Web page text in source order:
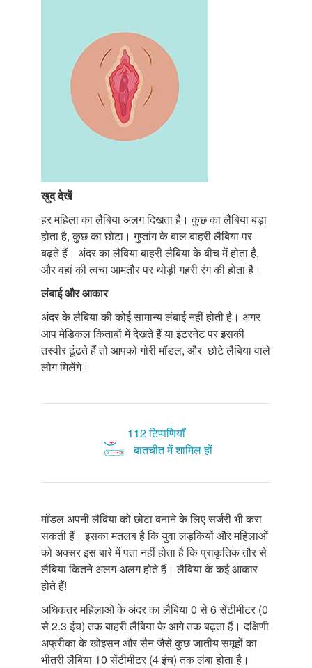
ख़ुददेखें
हर महिला का लैबिया अलग दिखता है। कुछ का लैबिया बड़ा
होता है, कुछ का छोटा। गुप्तांग के बाल बाहरी लैबिया पर
बढ़ते हैं। अंदर का लैबिया बाहरी लैबिया के बीच में होता है,
और वहां की त्वचा आमतौर पर थोड़ी गहरी रंग की होता है।
लंबाईऔरआकार
अंदर के लैबिया की कोई सामान्य लंबाई नहीं होती है। अगर
आप मेडिकल किताबों में देखते हैं या इंटरनेट पर इसकी
तस्वीर ढूंढते हैं तो आपको गोरी मॉडल, और छोटे लैबिया वाले
लोग मिलेंगे।
112 टिप्पणियाँ
बातचीत में शामिल हों
मॉडल अपनी लैबिया को छोटा बनाने के लिए सर्जरी भी करा
सकती हैं। इसका मतलब है कि युवा लड़कियों और महिलाओं
को अक्सर इस बारे में पता नहीं होता है कि प्राकृतिक तौर से
लैबिया कितने अलग-अलग होते हैं। लैबिया के कई आकार
होते हैं!
अधिकतर महिलाओं के अंदर का लैबिया 0 से 6 सेंटीमीटर (0
से 2.3 इंच) तक बाहरी लैबिया के आगे तक बढ़ता हैं। दक्षिणी
अफ्रीका के खोइसन और सैन जैसे कुछ जातीय समूहों का
भीतरी लैबिया 10 सेंटीमीटर (4 इंच) तक लंबा होता है।